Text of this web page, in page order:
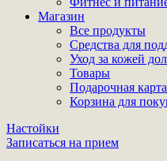
Магазин
Все продукты
Средства для
Уход за кожей
Товары
Подарочная карта
Корзина для
Настойки
Записаться на прием